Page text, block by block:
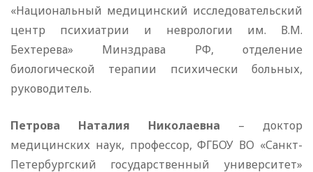
«Национальный медицинский исследовательский
центр психиатрии и неврологии им. В.М.
Бехтерева» Минздрава РФ, отделение
биологической терапии психически больных,
руководитель.
Петрова Наталия Николаевна – доктор
медицинских наук, профессор, ФГБОУ ВО «Санкт-
Петербургский государственный университет»